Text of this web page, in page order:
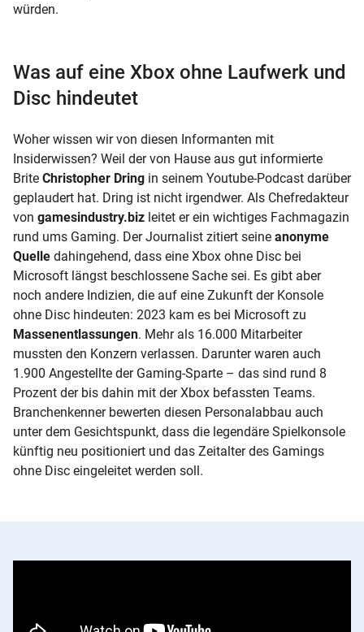
würden.
Was auf eine Xbox ohne Laufwerk und
Disc hindeutet
Woher wissen wir von diesen Informanten mit
Insiderwissen? Weil der von Hause aus gut informierte
Brite Christopher Dring in seinem Youtube-Podcast darüber
geplaudert hat. Dring ist nicht irgendwer. Als Chefredakteur
von gamesindustry.biz leitet er ein wichtiges Fachmagazin
rund ums Gaming. Der Journalist zitiert seine anonyme
Quelle dahingehend, dass eine Xbox ohne Disc bei
Microsoft längst beschlossene Sache sei. Es gibt aber
noch andere Indizien, die auf eine Zukunft der Konsole
ohne Disc hindeuten: 2023 kam es bei Microsoft zu
Massenentlassungen. Mehr als 16.000 Mitarbeiter
mussten den Konzern verlassen. Darunter waren auch
1.900 Angestellte der Gaming-Sparte – das sind rund 8
Prozent der bis dahin mit der Xbox befassten Teams.
Branchenkenner bewerten diesen Personalabbau auch
unter dem Gesichtspunkt, dass die legendäre Spielkonsole
künftig neu positioniert und das Zeitalter des Gamings
ohne Disc eingeleitet werden soll.